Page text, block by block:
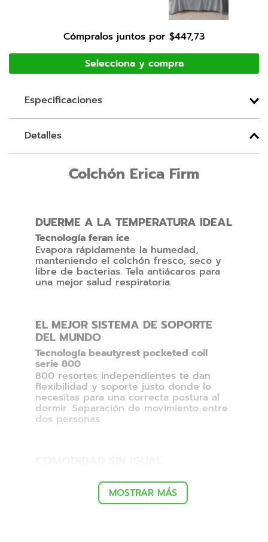
Cómpralos juntos por $447,73
Especificaciones
Detalles
Colchón Erica Firm
DUERME A LA TEMPERATURA IDEAL
Tecnología feran ice
Evapora rápidamente la humedad,
manteniendo el colchón fresco, seco y
libre de bacterias. Tela antiácaros para
una mejor salud respiratoria.
EL MEJOR SISTEMA DE SOPORTE
DEL MUNDO
Tecnología beautyrest pocketed coil
serie 800
800 resortes independientes te dan
flexibilidad y soporte justo donde lo
necesitas para una correcta postura al
dormir. Separación de movimiento entre
dos personas.
La comodidad y frescura que necesitas.
Se adapta perfectamente a la forma de
MOSTRAR MÁS